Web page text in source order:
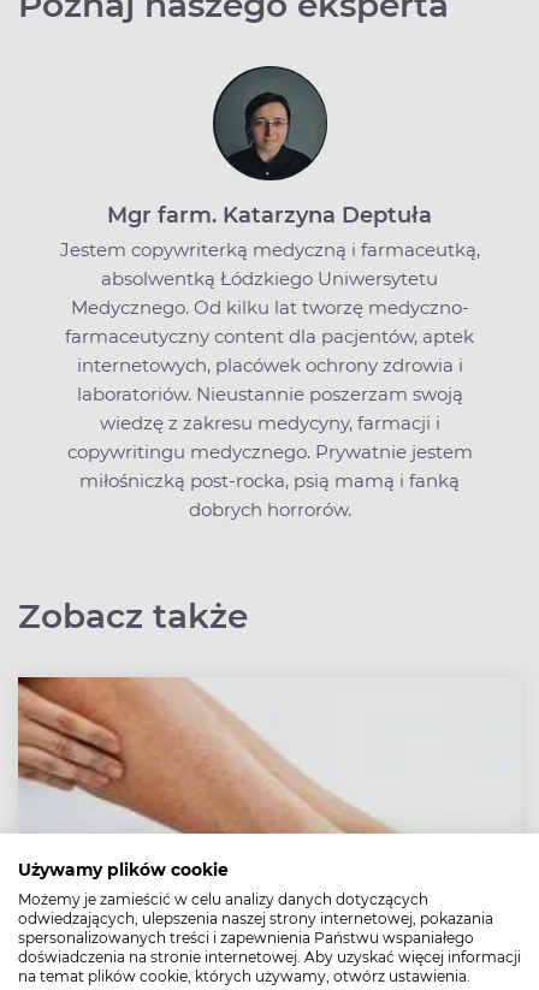
Używamy plików cookie
Możemy je zamieścić w celu analizy danych dotyczących
odwiedzających, ulepszenia naszej strony internetowej, pokazania
spersonalizowanych treści i zapewnienia Państwu wspaniałego
doświadczenia na stronie internetowej. Aby uzyskać więcej informacji
na temat plików cookie, których używamy, otwórz ustawienia.
Mgr farm. Katarzyna Deptuła
Jestem copywriterką medyczną i farmaceutką,
absolwentką Łódzkiego Uniwersytetu
Medycznego. Od kilku lat tworzę medyczno-
farmaceutyczny content dla pacjentów, aptek
internetowych, placówek ochrony zdrowia i
laboratoriów. Nieustannie poszerzam swoją
wiedzę z zakresu medycyny, farmacji i
copywritingu medycznego. Prywatnie jestem
miłośniczką post-rocka, psią mamą i fanką
dobrych horrorów.
Zobacz także